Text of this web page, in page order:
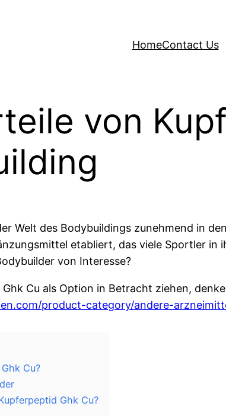
HomeContact Us
von
Welt des Bodybuildings zunehmend in
etabliert, das viele Sportler in
von Interesse?
Cu als Option in Betracht ziehen,
product-category/andere-
Cu?
Ghk Cu?